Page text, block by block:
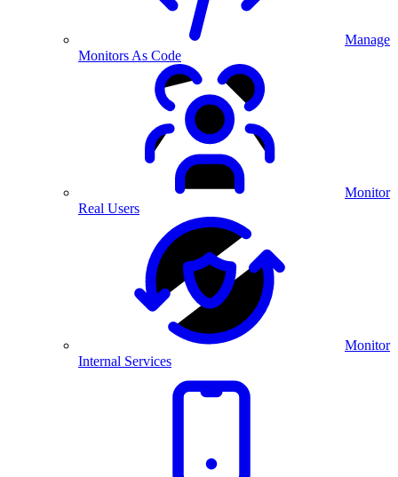
Manage
Monitors As Code
Monitor
Real Users
Monitor
Internal Services